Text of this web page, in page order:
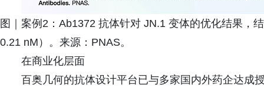
图｜案例2：Ab1372 抗体针对 JN.1 变体的优化结果，
0.21 nM）。来源：PNAS。
在商业化层面
百奥几何的抗体设计平台已与多家国内外药企达成